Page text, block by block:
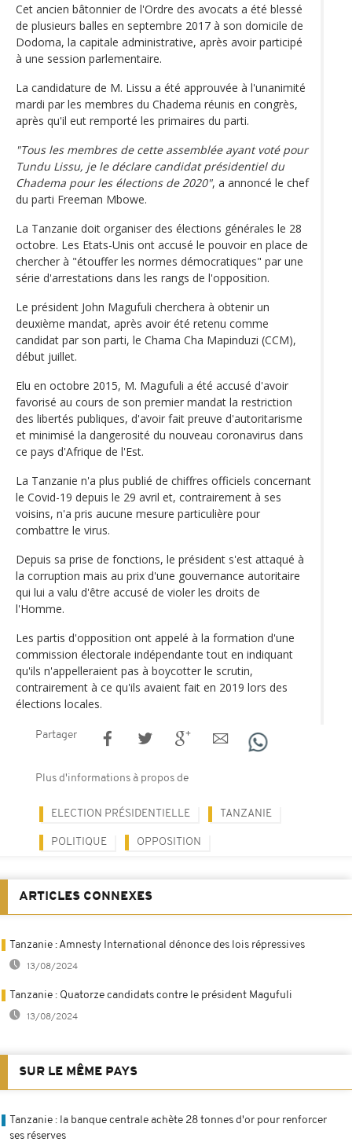
Cet ancien bâtonnier de l'Ordre des avocats a été blessé
de plusieurs balles en septembre 2017 à son domicile de
Dodoma, la capitale administrative, après avoir participé
à une session parlementaire.
La candidature de M. Lissu a été approuvée à l'unanimité
mardi par les membres du Chadema réunis en congrès,
après qu'il eut remporté les primaires du parti.
"Tous les membres de cette assemblée ayant voté pour
Tundu Lissu, je le déclare candidat présidentiel du
Chadema pour les élections de 2020", a annoncé le chef
du parti Freeman Mbowe.
La Tanzanie doit organiser des élections générales le 28
octobre. Les Etats-Unis ont accusé le pouvoir en place de
chercher à "étouffer les normes démocratiques" par une
série d'arrestations dans les rangs de l'opposition.
Le président John Magufuli cherchera à obtenir un
deuxième mandat, après avoir été retenu comme
candidat par son parti, le Chama Cha Mapinduzi (CCM),
début juillet.
Elu en octobre 2015, M. Magufuli a été accusé d'avoir
favorisé au cours de son premier mandat la restriction
des libertés publiques, d'avoir fait preuve d'autoritarisme
et minimisé la dangerosité du nouveau coronavirus dans
ce pays d'Afrique de l'Est.
La Tanzanie n'a plus publié de chiffres officiels concernant
le Covid-19 depuis le 29 avril et, contrairement à ses
voisins, n'a pris aucune mesure particulière pour
combattre le virus.
Depuis sa prise de fonctions, le président s'est attaqué à
la corruption mais au prix d'une gouvernance autoritaire
qui lui a valu d'être accusé de violer les droits de
l'Homme.
Les partis d'opposition ont appelé à la formation d'une
commission électorale indépendante tout en indiquant
qu'ils n'appelleraient pas à boycotter le scrutin,
contrairement à ce qu'ils avaient fait en 2019 lors des
élections locales.
Partager
Plus d'informations à propos de
ELECTION PRÉSIDENTIELLE TANZANIE
POLITIQUE OPPOSITION
ARTICLES CONNEXES
Tanzanie : Amnesty International dénonce des lois répressives
13/08/2024
Tanzanie : Quatorze candidats contre le président Magufuli
13/08/2024
SUR LE MÊME PAYS
Tanzanie : la banque centrale achète 28 tonnes d'or pour renforcer
ses réserves